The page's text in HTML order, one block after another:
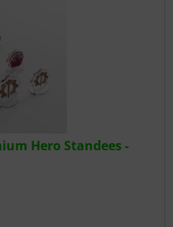
Hero Standees -